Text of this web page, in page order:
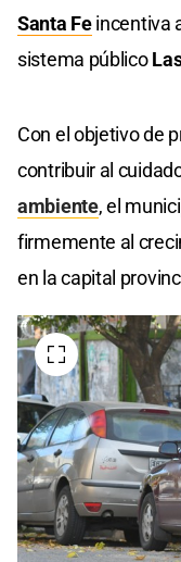
Santa Feincentiva
sistema público
Con el objetivo de
contribuir al
ambiente, el
firmemente al
en la capital